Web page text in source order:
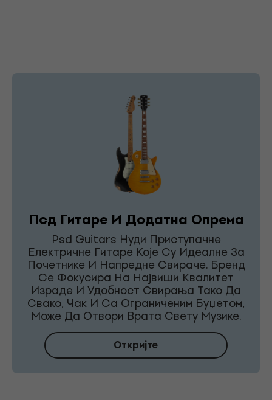
Псд Гитаре И Додатна Опрема
Psd Guitars Нуди Приступачне
Електричне Гитаре Које Су Идеалне За
Почетнике И Напредне Свираче. Бренд
Се Фокусира На Највиши Квалитет
Израде И Удобност Свирања Тако Да
Свако, Чак И Са Ограниченим Буџетом,
Може Да Отвори Врата Свету Музике.
Откријте